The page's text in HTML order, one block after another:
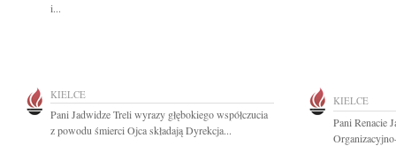
i...
KIELCE
Pani Jadwidze Treli wyrazy głębokiego współczucia
z powodu śmierci Ojca składają Dyrekcja...
KIELCE
Pani Renacie